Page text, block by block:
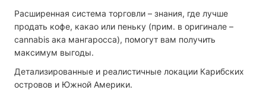
Расширенная система торговли – знания, где лучше
продать кофе, какао или пеньку (прим. в оригинале –
cannabis ака мангаросса), помогут вам получить
максимум выгоды.
Детализированные и реалистичные локации Карибских
островов и Южной Америки.